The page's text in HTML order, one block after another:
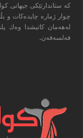
كه‌ ستاندارتێكی جیهانی
چوار ژماره‌ چاپده‌كات و
له‌هه‌مان كاتیشدا وه‌ك
فه‌لسه‌فه‌ن.